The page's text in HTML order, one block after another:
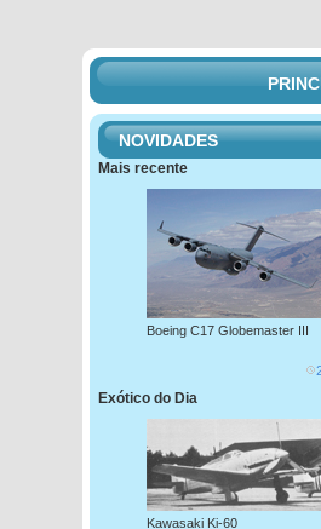
NOVIDADES
Mais recente
Boeing C17 Globemaster III
Exótico do Dia
Kawasaki Ki-60